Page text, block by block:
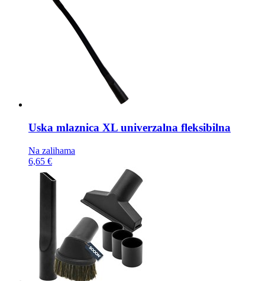
Uska mlaznica XL univerzalna fleksibilna
Na zalihama
6,65 €